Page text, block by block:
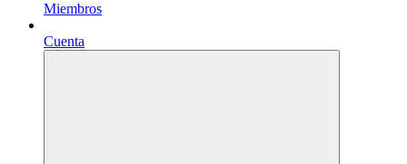
Miembros
Cuenta